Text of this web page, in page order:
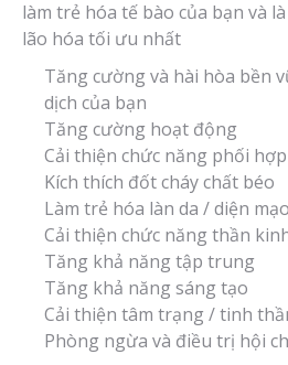
làm trẻ hóa tế bào của bạn và
lão hóa tối ưu nhất
Tăng cường và hài hòa bền
dịch của bạn
Tăng cường hoạt động
Cải thiện chức năng phối
Kích thích đốt cháy chất béo
Làm trẻ hóa làn da / diện
Cải thiện chức năng thần
Tăng khả năng tập trung
Tăng khả năng sáng tạo
Cải thiện tâm trạng / tinh
Phòng ngừa và điều trị hội